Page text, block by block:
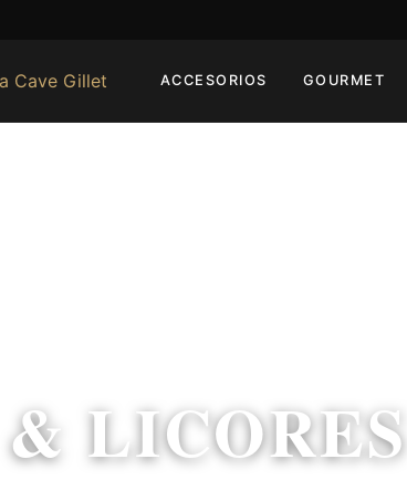
ACCESORIOS GOURMET
LICORES